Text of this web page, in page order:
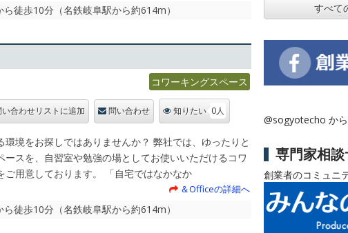
徒歩10分（名鉄岐阜駅から約614m）
コワーキングスペース
い合わせリストに追加 問い合わせ 知りたい 0人
環境をお探しではありませんか？ 弊社では、ゆったりと
ースを、自習室や勉強の場としてお使いいただけるコワ
ご用意しております。 「自宅ではなかなか
＆Officeの詳細へ
徒歩10分（名鉄岐阜駅から約614m）
すべて
@sogyotecho か
専門家相
創業者のコミュニ